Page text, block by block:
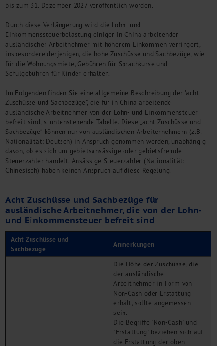
bis zum 31. Dezember 2027 veröffentlich worden.
Durch diese Verlängerung wird die Lohn- und
Einkommenssteuerbelastung einiger in China arbeitender
ausländischer Arbeitnehmer mit höherem Einkommen verringert,
insbesondere derjenigen, die hohe Zuschüsse und Sachbezüge, wie
für die Wohnungsmiete, Gebühren für Sprachkurse und
Schulgebühren für Kinder erhalten.
Im Folgenden finden Sie eine allgemeine Beschreibung der "acht
Zuschüsse und Sachbezüge", die für in China arbeitende
ausländische Arbeitnehmer von der Lohn- und Einkommensteuer
befreit sind, s. untenstehende Tabelle. Diese „acht Zuschüsse und
Sachbezüge“ können nur von ausländischen Arbeiternehmern (z.B.
Nationalität: Deutsch) in Anspruch genommen werden, unabhängig
davon, ob es sich um gebietsansässige oder gebietsfremde
Steuerzahler handelt. Ansässige Steuerzahler (Nationalität:
Chinesisch) haben keinen Anspruch auf diese Regelung.
Acht Zuschüsse und Sachbezüge für
ausländische Arbeitnehmer, die von der Lohn-
und Einkommensteuer befreit sind
Acht Zuschüsse und
Sachbezüge
Anmerkungen
Die Höhe der Zuschüsse, die
der ausländische
Arbeitnehmer in Form von
Non-Cash oder Erstattung
erhält, sollte angemessen
sein.
Die Begriffe "Non-Cash" und
"Erstattung" beziehen sich auf
die Erstattung der oben